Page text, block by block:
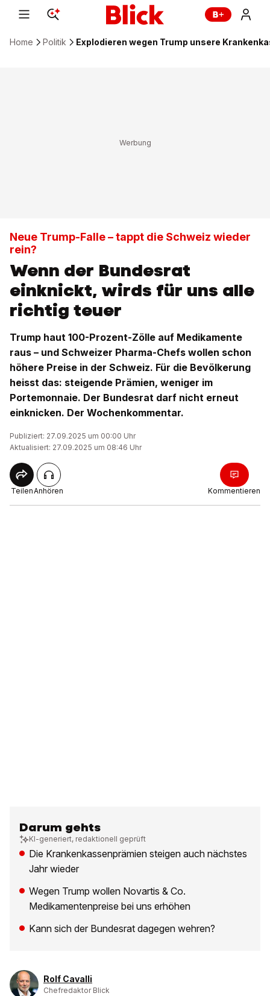
Home Politik Explodieren wegen Trump unsere
Neue Trump-Falle – tappt die Schweiz wieder
rein?
Wenn der Bundesrat
einknickt, wirds für uns alle
richtig teuer
Trump haut 100-Prozent-Zölle auf Medikamente
raus – und Schweizer Pharma-Chefs wollen schon
höhere Preise in der Schweiz. Für die Bevölkerung
heisst das: steigende Prämien, weniger im
Portemonnaie. Der Bundesrat darf nicht erneut
einknicken. Der Wochenkommentar.
Publiziert: 27.09.2025 um 00:00 Uhr
Aktualisiert: 27.09.2025 um 08:46 Uhr
TeilenAnhören Kommentieren
Darum gehts
KI-generiert, redaktionell geprüft
Die Krankenkassenprämien steigen auch nächstes
Jahr wieder
Wegen Trump wollen Novartis & Co.
Medikamentenpreise bei uns erhöhen
Kann sich der Bundesrat dagegen wehren?
Rolf Cavalli
Chefredaktor Blick